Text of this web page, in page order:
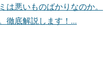
は悪いものばかりなのか。
徹底解説します！...